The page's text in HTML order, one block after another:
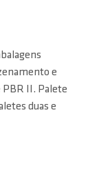
e
PBR II. Palete
duas e